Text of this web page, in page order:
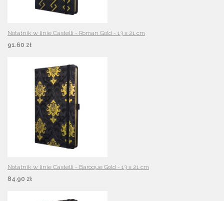
Notatnik w linie Castelli - Roman Gold - 13 x 21 cm
91.60 zł
Notatnik w linie Castelli - Baroque Gold - 13 x 21 cm
84.90 zł